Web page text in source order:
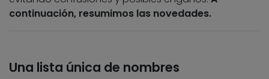
continuación, resumimos las novedades.
Una lista única de nombres